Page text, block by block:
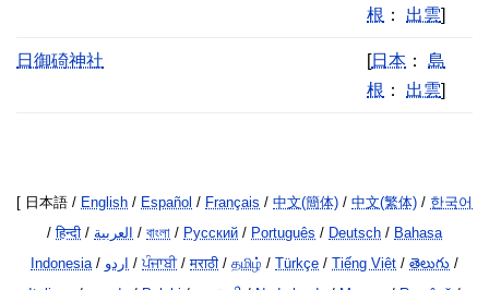
根 ： 出雲]
日御碕神社 [日本 ： 島
根 ： 出雲]
[ 日本語 / English / Español / Français / 中文(簡体) / 中文(繁体) / 한국어
/हिन्दी / العربية / বাংলা / Русский / Português / Deutsch / Bahasa
Indonesia / اردو / ਪੰਜਾਬੀ/मराठी / தமிழ் / Türkçe / Tiếng Việt / తెలుగు /